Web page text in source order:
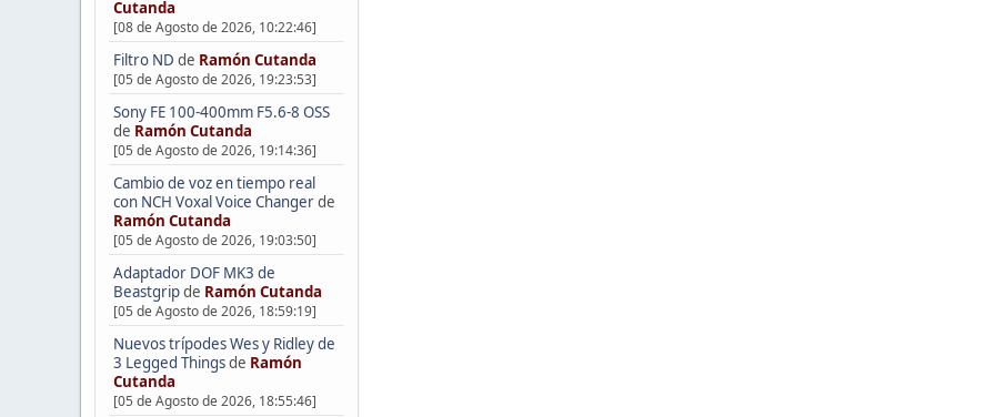
Cutanda
[08 de Agosto de 2026, 10:22:46]
Filtro ND de Ramón Cutanda
[05 de Agosto de 2026, 19:23:53]
Sony FE 100-400mm F5.6-8 OSS
de Ramón Cutanda
[05 de Agosto de 2026, 19:14:36]
Cambio de voz en tiempo real
con NCH Voxal Voice Changerde
Ramón Cutanda
[05 de Agosto de 2026, 19:03:50]
Adaptador DOF MK3 de
Beastgripde Ramón Cutanda
[05 de Agosto de 2026, 18:59:19]
Nuevos trípodes Wes y Ridley de
3 Legged Thingsde Ramón
Cutanda
[05 de Agosto de 2026, 18:55:46]